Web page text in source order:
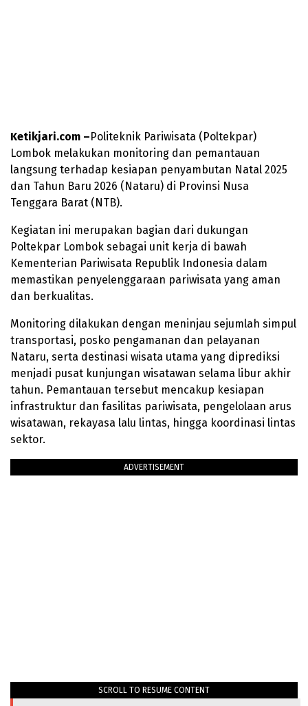
Ketikjari.com –Politeknik Pariwisata (Poltekpar)
Lombok melakukan monitoring dan pemantauan
langsung terhadap kesiapan penyambutan Natal 2025
dan Tahun Baru 2026 (Nataru) di Provinsi Nusa
Tenggara Barat (NTB).
Kegiatan ini merupakan bagian dari dukungan
Poltekpar Lombok sebagai unit kerja di bawah
Kementerian Pariwisata Republik Indonesia dalam
memastikan penyelenggaraan pariwisata yang aman
dan berkualitas.
Monitoring dilakukan dengan meninjau sejumlah simpul
transportasi, posko pengamanan dan pelayanan
Nataru, serta destinasi wisata utama yang diprediksi
menjadi pusat kunjungan wisatawan selama libur akhir
tahun. Pemantauan tersebut mencakup kesiapan
infrastruktur dan fasilitas pariwisata, pengelolaan arus
wisatawan, rekayasa lalu lintas, hingga koordinasi lintas
sektor.
ADVERTISEMENT
SCROLL TO RESUME CONTENT